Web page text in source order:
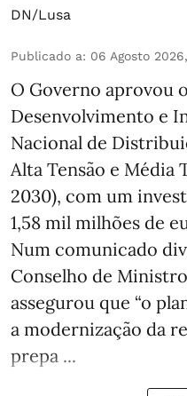
DN/Lusa
Publicado a: 06 Agosto
O Governo aprovou
Desenvolvimento e
Nacional de
Alta Tensão e Média
2030), com um
1,58 mil milhões de
Num comunicado
Conselho de
assegurou que “o
a modernização da
prepa ...